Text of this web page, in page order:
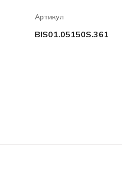
Артикул
BIS01.05150S.361